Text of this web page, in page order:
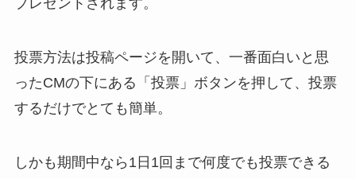
プレゼントされます。
投票方法は投稿ページを開いて、一番面白いと思
ったCMの下にある「投票」ボタンを押して、投票
するだけでとても簡単。
しかも期間中なら1日1回まで何度でも投票できる